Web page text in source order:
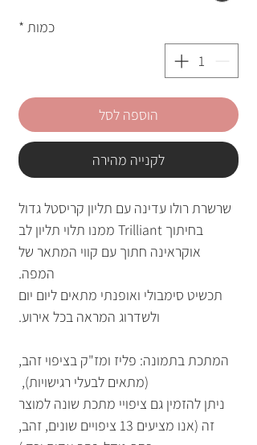
כמות *
הוספה לסל
לקנייה מהירה
שרשרת רולו עדינה עם תליון קריסטל גדול
בחיתוך Trilliant ממנו תלוי תליון לב
אוקראינה חתוך עם קווי המתאר של
המפה.
תכשיט סימבולי ואופנתי מתאים ליום יום
ולשדרוג המראה בכל אירוע.
המתכת בתמונה: פליז ומז"ק בציפוי זהב,
(מתאים לבעלי רגישויות),
ניתן להזמין גם ציפויי מתכת שונה למוצר
זה (אנו מציעים 13 ציפויים שונים, זהב,